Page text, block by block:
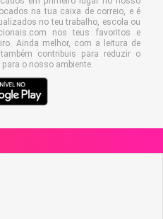
na tua caixa de correio, e é
no teu trabalho, escola ou
nos teus favoritos e
Ainda melhor, com a leitura de
contribuis para reduzir o
o nosso ambiente.